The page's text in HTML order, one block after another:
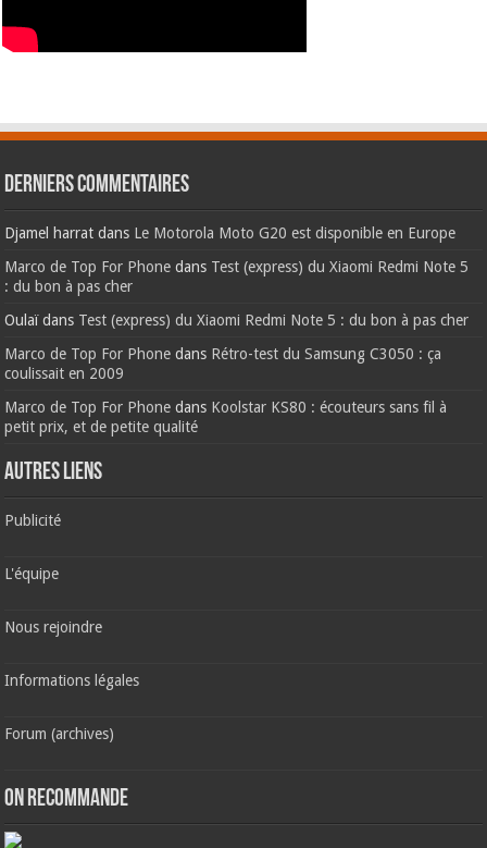
Derniers commentaires
Djamel harrat dans Le Motorola Moto G20 est disponible en Europe
Marco de Top For Phone dans Test (express) du Xiaomi Redmi Note 5
: du bon à pas cher
Oulaïdans Test (express) du Xiaomi Redmi Note 5 : du bon à pas cher
Marco de Top For Phone dans Rétro-test du Samsung C3050 : ça
coulissait en 2009
Marco de Top For Phone dans Koolstar KS80 : écouteurs sans fil à
petit prix, et de petite qualité
AUTRES LIENS
Publicité
L'équipe
Nous rejoindre
Informations légales
Forum (archives)
ON RECOMMANDE